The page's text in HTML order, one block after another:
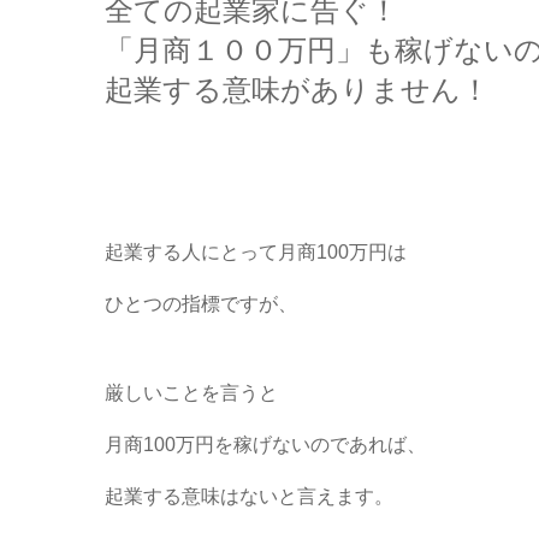
全ての起業家に告ぐ！
「月商１００万円」も稼げない
起業する意味がありません！
起業する人にとって月商100万円は
ひとつの指標ですが、
厳しいことを言うと
月商100万円を稼げないのであれば、
起業する意味はないと言えます。